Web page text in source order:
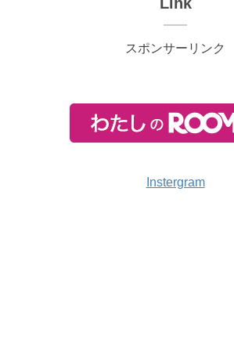
スポンサーリンク
Instergram